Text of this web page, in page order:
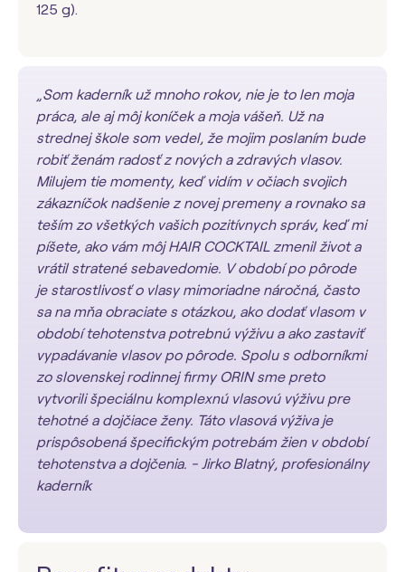
125 g).
„Som kaderník už mnoho rokov, nie je to len moja
práca, ale aj môj koníček a moja vášeň. Už na
strednej škole som vedel, že mojim poslaním bude
robiť ženám radosť z nových a zdravých vlasov.
Milujem tie momenty, keď vidím v očiach svojich
zákazníčok nadšenie z novej premeny a rovnako sa
teším zo všetkých vašich pozitívnych správ, keď mi
píšete, ako vám môj HAIR COCKTAIL zmenil život a
vrátil stratené sebavedomie. V období po pôrode
je starostlivosť o vlasy mimoriadne náročná, často
sa na mňa obraciate s otázkou, ako dodať vlasom v
období tehotenstva potrebnú výživu a ako zastaviť
vypadávanie vlasov po pôrode. Spolu s odborníkmi
zo slovenskej rodinnej firmy ORIN sme preto
vytvorili špeciálnu komplexnú vlasovú výživu pre
tehotné a dojčiace ženy. Táto vlasová výživa je
prispôsobená špecifickým potrebám žien v období
tehotenstva a dojčenia. - Jirko Blatný, profesionálny
kaderník